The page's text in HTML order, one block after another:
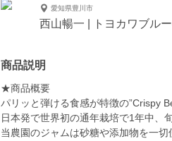
愛知県豊川市
西山暢一 | トヨカワブル
商品説明
★商品概要
パリッと弾ける食感が特徴の”Crispy
日本発で世界初の通年栽培で1年中、
当農園のジャムは砂糖や添加物を一